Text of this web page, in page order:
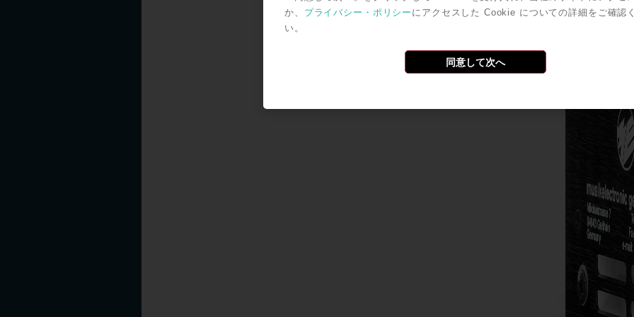
か、 プライバシー・ポリシー にアクセスした Cookie についての詳細をご確認
い。
同意して次へ